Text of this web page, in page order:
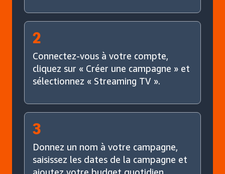
2
Connectez-vous à votre compte,
cliquez sur « Créer une campagne » et
sélectionnez « Streaming TV ».
3
Donnez un nom à votre campagne,
saisissez les dates de la campagne et